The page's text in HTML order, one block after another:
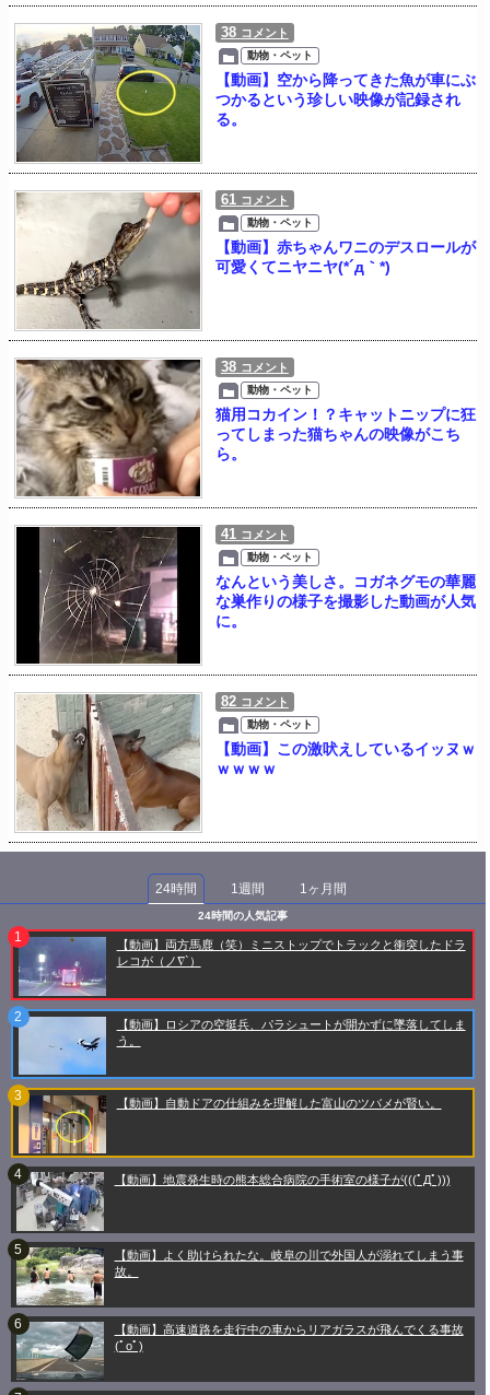
38 コメント
動物・ペット
【動画】空から降ってきた魚が車にぶ
つかるという珍しい映像が記録され
る。
61 コメント
動物・ペット
【動画】赤ちゃんワニのデスロールが
可愛くてニヤニヤ(*´д｀*)
38 コメント
動物・ペット
猫用コカイン！？キャットニップに狂
ってしまった猫ちゃんの映像がこち
ら。
41 コメント
動物・ペット
なんという美しさ。コガネグモの華麗
な巣作りの様子を撮影した動画が人気
に。
82 コメント
動物・ペット
【動画】この激吠えしているイッヌｗ
ｗｗｗｗ
24時間 1週間 1ヶ月間
24時間の人気記事
【動画】両方馬鹿（笑）ミニストップでトラックと衝突したドラ
レコが（ノ∇`）
【動画】ロシアの空挺兵、パラシュートが開かずに墜落してしま
う。
【動画】自動ドアの仕組みを理解した富山のツバメが賢い。
【動画】地震発生時の熊本総合病院の手術室の様子が(((ﾟДﾟ)))
【動画】よく助けられたな。岐阜の川で外国人が溺れてしまう事
故。
【動画】高速道路を走行中の車からリアガラスが飛んでくる事故
(ﾟoﾟ)